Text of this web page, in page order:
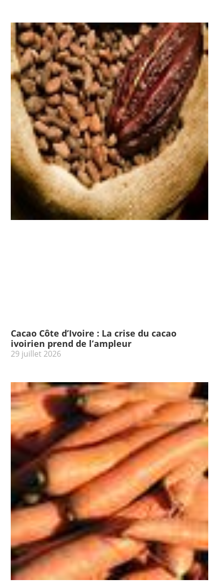
Cacao Côte d’Ivoire : La crise du cacao
ivoirien prend de l’ampleur
29 juillet 2026